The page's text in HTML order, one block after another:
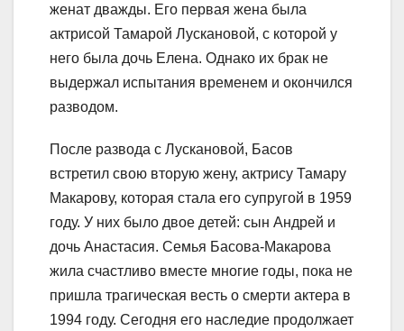
женат дважды. Его первая жена была
актрисой Тамарой Лускановой, с которой у
него была дочь Елена. Однако их брак не
выдержал испытания временем и окончился
разводом.
После развода с Лускановой, Басов
встретил свою вторую жену, актрису Тамару
Макарову, которая стала его супругой в 1959
году. У них было двое детей: сын Андрей и
дочь Анастасия. Семья Басова-Макарова
жила счастливо вместе многие годы, пока не
пришла трагическая весть о смерти актера в
1994 году. Сегодня его наследие продолжает